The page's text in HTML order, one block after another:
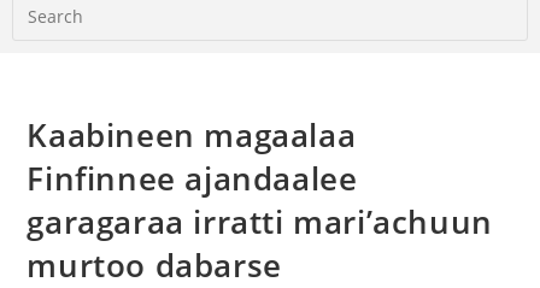
Kaabineen magaalaa
Finfinnee ajandaalee
garagaraa irratti mari’achuun
murtoo dabarse